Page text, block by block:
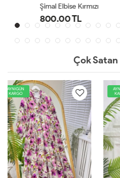
Şimal Elbise Kırmızı
800.00 TL
Çok
AYNIGÜN
KARGO